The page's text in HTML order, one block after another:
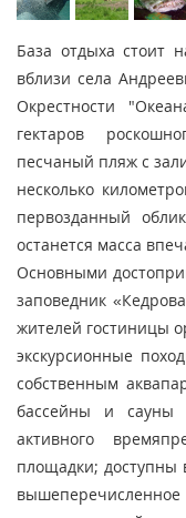
База отдыха стоит
вблизи села
Окрестности
гектаров
песчаный пляж с
несколько
первозданный
останется масса
Основными
заповедник
жителей гостиницы
экскурсионные
собственным
бассейны и
активного
площадки; доступны
вышеперечисленное